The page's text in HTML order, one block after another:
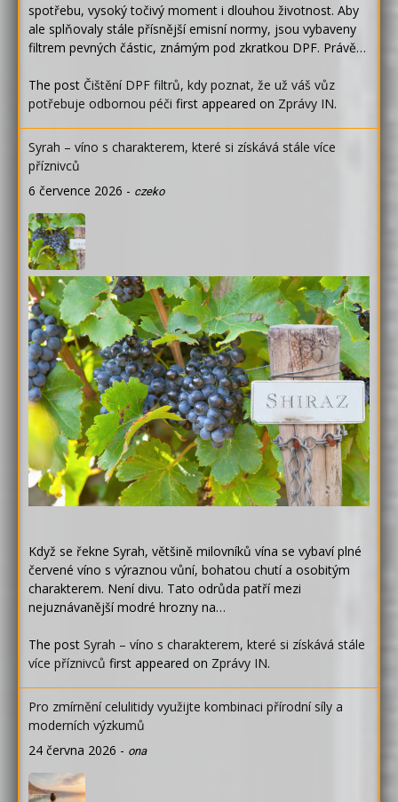
spotřebu, vysoký točivý moment i dlouhou životnost. Aby
ale splňovaly stále přísnější emisní normy, jsou vybaveny
filtrem pevných částic, známým pod zkratkou DPF. Právě…
The post Čištění DPF filtrů, kdy poznat, že už váš vůz
potřebuje odbornou péči first appeared on Zprávy IN.
Syrah – víno s charakterem, které si získává stále více
příznivců
6 července 2026 - czeko
Když se řekne Syrah, většině milovníků vína se vybaví plné
červené víno s výraznou vůní, bohatou chutí a osobitým
charakterem. Není divu. Tato odrůda patří mezi
nejuznávanější modré hrozny na…
The post Syrah – víno s charakterem, které si získává stále
více příznivců first appeared on Zprávy IN.
Pro zmírnění celulitidy využijte kombinaci přírodní síly a
moderních výzkumů
24 června 2026 - ona